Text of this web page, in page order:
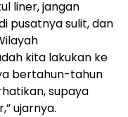
liner, jangan
pusatnya sulit, dan
kita lakukan ke
bertahun-tahun
supaya
ujarnya.